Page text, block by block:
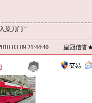
菜刀门``
03-09 21:44:40 皇冠信誉